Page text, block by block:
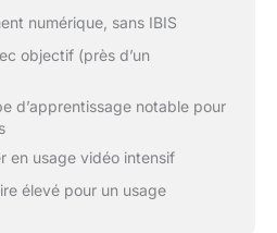
numérique, sans IBIS
objectif (près d’un
d’apprentissage notable pour
en usage vidéo intensif
élevé pour un usage